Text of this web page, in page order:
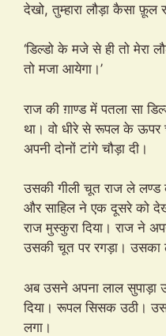
देखो, तुम्हारा लौड़ा कैसा फ़ूल
‘डिल्डो के मजे से ही तो मेरा
तो मजा आयेगा।’
राज की ग़ाण्ड में पतला सा
था। वो धीरे से रूपल के
अपनी दोनों टांगे चौड़ा दी।
उसकी गीली चूत राज ले लण्ड
और साहिल ने एक दूसरे को
राज मुस्कुरा दिया। राज ने
उसकी चूत पर रगड़ा। उसका
अब उसने अपना लाल सुपाड़ा
दिया। रूपल सिसक उठी।
लगा।